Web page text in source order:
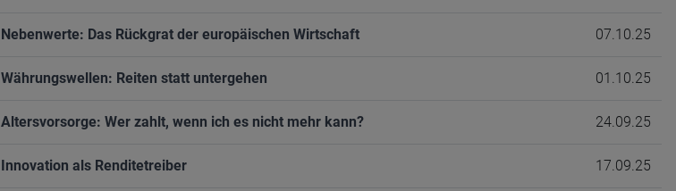
Nebenwerte: Das Rückgrat der europäischen Wirtschaft 07.10.25
Währungswellen: Reiten statt untergehen 01.10.25
Altersvorsorge: Wer zahlt, wenn ich es nicht mehr kann? 24.09.25
Innovation als Renditetreiber 17.09.25